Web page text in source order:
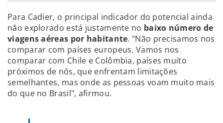
Para Cadier, o principal indicador do potencial ainda
não explorado está justamente no baixo número de
viagens aéreas por habitante. "Não precisamos nos
comparar com países europeus. Vamos nos
comparar com Chile e Colômbia, países muito
próximos de nós, que enfrentam limitações
semelhantes, mas onde as pessoas voam muito mais
do que no Brasil", afirmou.